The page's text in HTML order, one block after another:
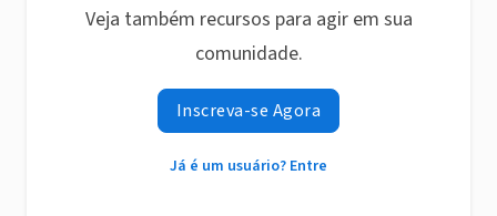
Veja também recursos para agir em sua
comunidade.
Inscreva-se Agora
Já é um usuário? Entre